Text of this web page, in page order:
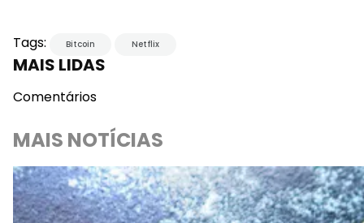
Tags: Bitcoin Netflix
MAIS LIDAS
Comentários
MAIS NOTÍCIAS